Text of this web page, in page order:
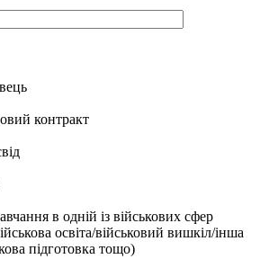
контракт
в одній із військових сфер
освіта/військовий вишкіл/інша
підготовка тощо)